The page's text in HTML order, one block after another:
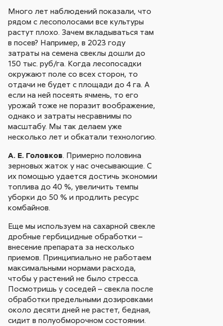
Много лет наблюдений показали, что
рядом с лесополосами все культуры
растут плохо. Зачем вкладываться там
в посев? Например, в 2023 году
затраты на семена свеклы дошли до
150 тыс. руб/га. Когда лесопосадки
окружают поле со всех сторон, то
отдачи не будет с площади до 4 га. А
если на ней посеять ячмень, то его
урожай тоже не поразит воображение,
однако и затраты несравнимы по
масштабу. Мы так делаем уже
несколько лет и обкатали технологию.
А. Е. Головков. Примерно половина
зерновых жаток у нас очесывающие. С
их помощью удается достичь экономии
топлива до 40 %, увеличить темпы
уборки до 50 % и продлить ресурс
комбайнов.
Еще мы используем на сахарной свекле
дробные гербицидные обработки –
внесение препарата за несколько
приемов. Принципиально не работаем
максимальными нормами расхода,
чтобы у растений не было стресса.
Посмотришь у соседей – свекла после
обработки предельными дозировками
около десяти дней не растет, бедная,
сидит в полуобморочном состоянии.